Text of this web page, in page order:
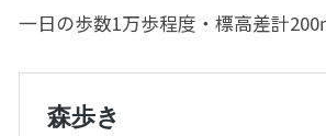
一日の歩数1万歩程度・標高差計200